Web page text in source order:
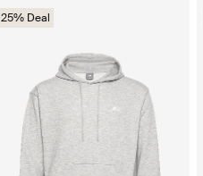
25% Deal